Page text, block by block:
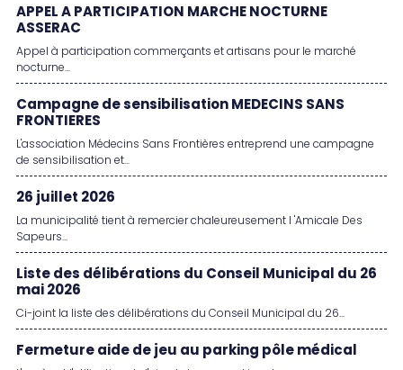
APPEL A PARTICIPATION MARCHE NOCTURNE
ASSERAC
Appel à participation commerçants et artisans pour le marché
nocturne...
Campagne de sensibilisation MEDECINS SANS
FRONTIERES
L'association Médecins Sans Frontières entreprend une campagne
de sensibilisation et...
26 juillet 2026
La municipalité tient à remercier chaleureusement l 'Amicale Des
Sapeurs...
Liste des délibérations du Conseil Municipal du 26
mai 2026
Ci-joint la liste des délibérations du Conseil Municipal du 26...
Fermeture aide de jeu au parking pôle médical